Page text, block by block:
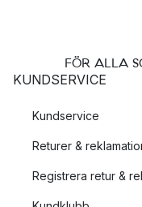
FÖR ALLA
KUNDSERVICE
Kundservice
Returer &
Registrera retur &